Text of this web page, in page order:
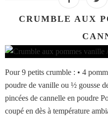
CRUMBLE AUX
Pour 9 petits crumble : • 4
poudre de vanille ou ½ gousse
pincées de cannelle en poudre
coupé en dès à température